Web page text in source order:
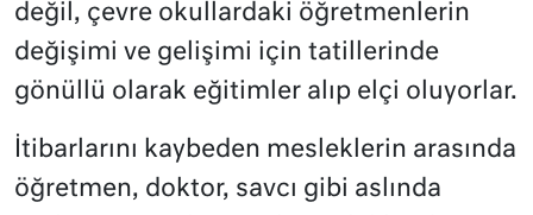
değil, çevre okullardaki öğretmenlerin
değişimi ve gelişimi için tatillerinde
gönüllü olarak eğitimler alıp elçi oluyorlar.
İtibarlarını kaybeden mesleklerin arasında
öğretmen, doktor, savcı gibi aslında